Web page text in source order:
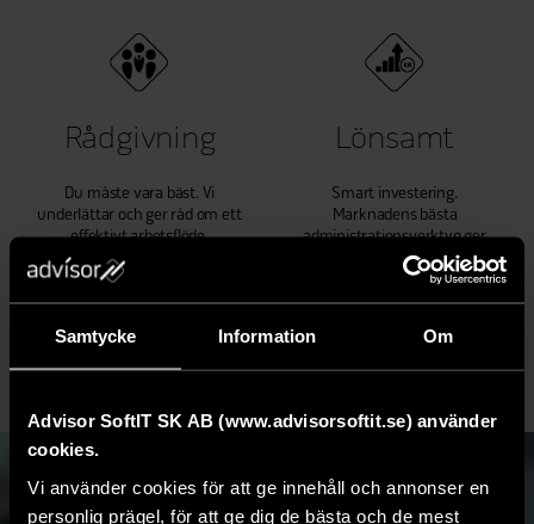
Samtycke Information Om
Advisor SoftIT SK AB (www.advisorsoftit.se) använder
cookies.
Vi använder cookies för att ge innehåll och annonser en
personlig prägel, för att ge dig de bästa och de mest
Rådgivning
Du måste vara bäst. Vi
underlättar och ger råd om ett
effektivt arbetsflöde.
Lönsamt
Smart investering.
Marknadens bästa
administrationsverktyg ger
ökad lönsamhet.